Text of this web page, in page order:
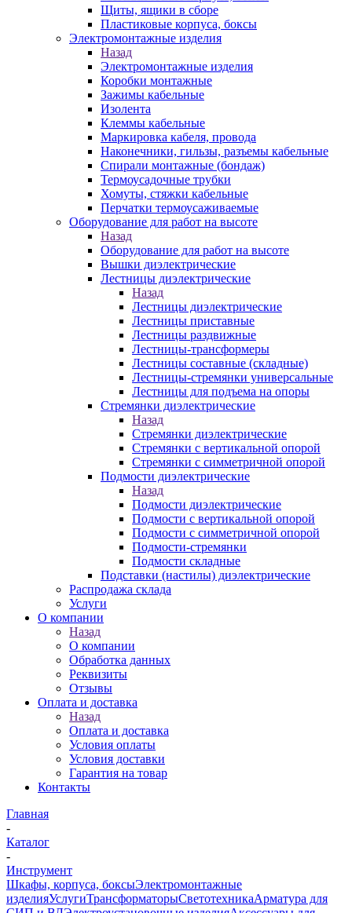
Щиты, ящики в сборе
Пластиковые корпуса, боксы
Электромонтажные изделия
Назад
Электромонтажные изделия
Коробки монтажные
Зажимы кабельные
Изолента
Клеммы кабельные
Маркировка кабеля, провода
Наконечники, гильзы, разъемы кабельные
Спирали монтажные (бондаж)
Термоусадочные трубки
Хомуты, стяжки кабельные
Перчатки термоусаживаемые
Оборудование для работ на высоте
Назад
Оборудование для работ на высоте
Вышки диэлектрические
Лестницы диэлектрические
Назад
Лестницы диэлектрические
Лестницы приставные
Лестницы раздвижные
Лестницы-трансформеры
Лестницы составные (складные)
Лестницы-стремянки универсальные
Лестницы для подъема на опоры
Стремянки диэлектрические
Назад
Стремянки диэлектрические
Стремянки с вертикальной опорой
Стремянки с симметричной опорой
Подмости диэлектрические
Назад
Подмости диэлектрические
Подмости с вертикальной опорой
Подмости с симметричной опорой
Подмости-стремянки
Подмости складные
Подставки (настилы) диэлектрические
Распродажа склада
Услуги
О компании
Назад
О компании
Обработка данных
Реквизиты
Отзывы
Оплата и доставка
Назад
Оплата и доставка
Условия оплаты
Условия доставки
Гарантия на товар
Контакты
Главная
-
Каталог
-
Инструмент
Шкафы, корпуса, боксыЭлектромонтажные
изделияУслугиТрансформаторыСветотехникаАрматура для